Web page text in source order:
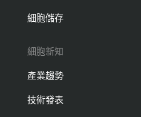
細胞儲存
細胞新知
產業趨勢
技術發表